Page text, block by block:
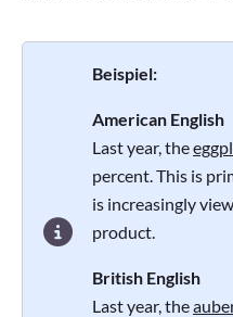
Beispiel:
American English
Last year, the
percent. This is
is increasingly
product.
British English
Last year, the